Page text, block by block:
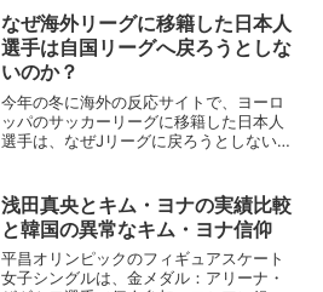
トなりました。このプレーが自己中心的
の無謀なプレーではない...
なぜ海外リーグに移籍した日本人
選手は自国リーグへ戻ろうとしな
いのか？
今年の冬に海外の反応サイトで、ヨーロ
ッパのサッカーリーグに移籍した日本人
選手は、なぜJリーグに戻ろうとしないの
藤嘉紀選手と大迫勇也選手が立て続けに
ヴィッセル神戸への移籍...
浅田真央とキム・ヨナの実績比較
と韓国の異常なキム・ヨナ信仰
平昌オリンピックのフィギュアスケート
女子シングルは、金メダル：アリーナ・